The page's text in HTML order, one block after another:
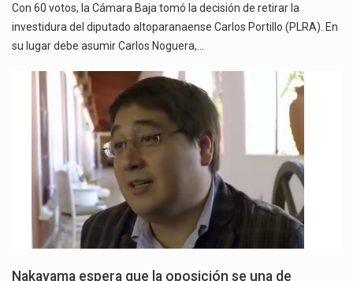
Con 60 votos, la Cámara Baja tomó la decisión de retirar la
investidura del diputado altoparanaense Carlos Portillo (PLRA). En
su lugar debe asumir Carlos Noguera,…
Nakayama espera que la oposición se una de